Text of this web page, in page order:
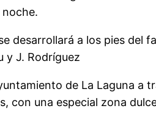
desarrollará a los pies del
y J. Rodríguez
de La Laguna a
una especial zona